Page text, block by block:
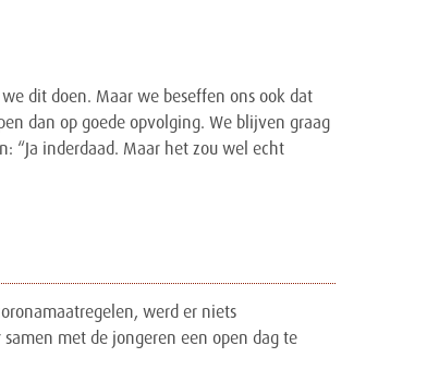
dit doen. Maar we beseffen ons ook dat
dan op goede opvolging. We blijven graag
“Ja inderdaad. Maar het zou wel echt
werd er niets
met de jongeren een open dag te